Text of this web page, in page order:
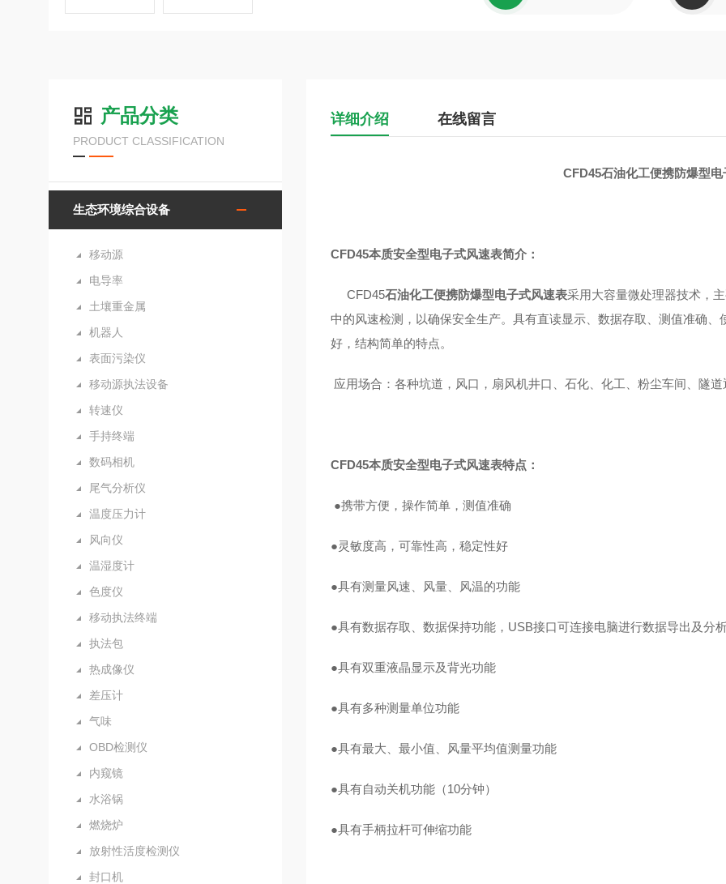
产品分类
PRODUCT CLASSIFICATION
生态环境综合设备
移动源
电导率
土壤重金属
机器人
表面污染仪
移动源执法设备
转速仪
手持终端
数码相机
尾气分析仪
温度压力计
风向仪
温湿度计
色度仪
移动执法终端
执法包
热成像仪
差压计
气味
OBD检测仪
内窥镜
水浴锅
燃烧炉
放射性活度检测仪
封口机
详细介绍 在线留言
CFD45石油化工便携防爆型
CFD45本质安全型电子式风速表简介：
CFD45石油化工便携防爆型电子式风速表采用大容量微处理器技术，
中的风速检测，以确保安全生产。具有直读显示、数据存取、测值准确
好，结构简单的特点。
应用场合： 各种坑道，风口，扇风机井口、 石化、化工、粉尘车间、 隧
CFD45本质安全型电子式风速表特点 ：
●携带方便，操作简单，测值准确
●灵敏度高，可靠性高，稳定性好
●具有测量风速、风量、风温的功能
●具有数据存取、数据保持功能，USB接口可连接电脑进行数据导出及分
●具有双重液晶显示及背光功能
●具有多种测量单位功能
●具有最大、最小值、风量平均值测量功能
●具有自动关机功能（10分钟）
●具有手柄拉杆可伸缩功能